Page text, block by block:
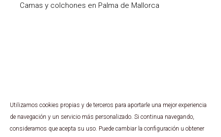
Camas y colchones en Palma de Mallorca
Copyright ©2026 Expo Grup. Todos los derechos
reservados.
Sistema canal interno de información.
Utilizamos cookies propias y de terceros para aportarle una mejor experiencia
de navegación y un servicio más personalizado. Si continua navegando,
consideramos que acepta su uso. Puede cambiar la configuración u obtener